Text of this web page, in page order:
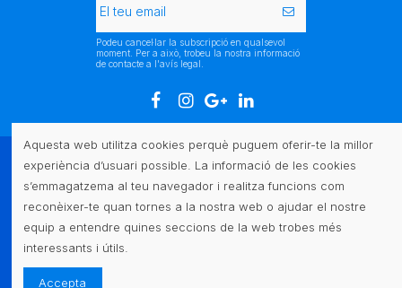
Podeu cancel·lar la subscripció en qualsevol
moment. Per a això, trobeu la nostra informació
de contacte a l'avís legal.
Atenció al client
Contacte
Aquesta web utilitza cookies perquè puguem oferir-te la millor
experiència d’usuari possible. La informació de les cookies
s’emmagatzema al teu navegador i realitza funcions com
reconèixer-te quan tornes a la nostra web o ajudar el nostre
equip a entendre quines seccions de la web trobes més
interessants i útils.
Accepta